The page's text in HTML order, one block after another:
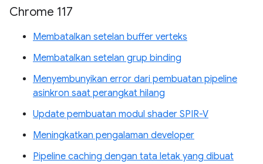
Chrome 117
Membatalkan setelan buffer verteks
Membatalkan setelan grup binding
Menyembunyikan error dari pembuatan pipeline
asinkron saat perangkat hilang
Update pembuatan modul shader SPIR-V
Meningkatkan pengalaman developer
Pipeline caching dengan tata letak yang dibuat